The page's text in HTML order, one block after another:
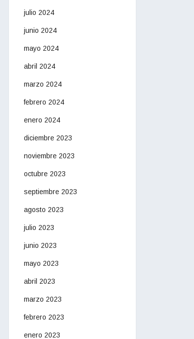
julio 2024
junio 2024
mayo 2024
abril 2024
marzo 2024
febrero 2024
enero 2024
diciembre 2023
noviembre 2023
octubre 2023
septiembre 2023
agosto 2023
julio 2023
junio 2023
mayo 2023
abril 2023
marzo 2023
febrero 2023
enero 2023